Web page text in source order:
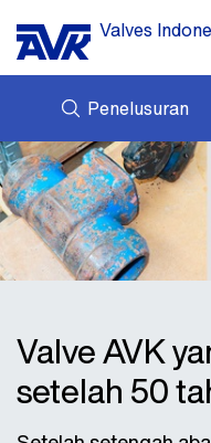
Valves
Penelusuran
TENTANG AVK
BERITA
PROYEK
UNDUHAN
Valve AVK
setelah 50